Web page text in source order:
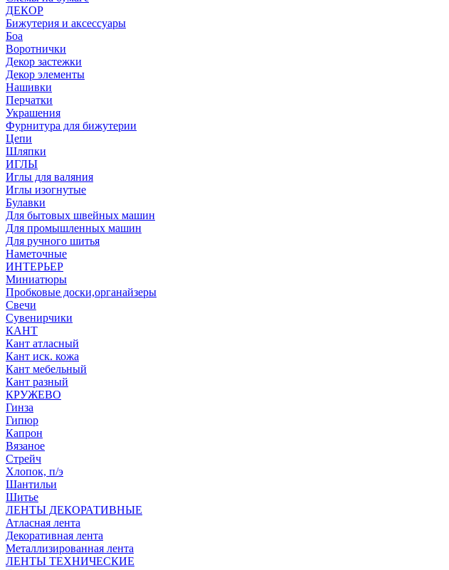
ДЕКОР
Бижутерия и аксессуары
Боа
Воротнички
Декор застежки
Декор элементы
Нашивки
Перчатки
Украшения
Фурнитура для бижутерии
Цепи
Шляпки
ИГЛЫ
Иглы для валяния
Иглы изогнутые
Булавки
Для бытовых швейных машин
Для промышленных машин
Для ручного шитья
Наметочные
ИНТЕРЬЕР
Миниатюры
Пробковые доски,органайзеры
Свечи
Сувенирчики
КАНТ
Кант атласный
Кант иск. кожа
Кант мебельный
Кант разный
КРУЖЕВО
Гинза
Гипюр
Капрон
Вязаное
Стрейч
Хлопок, п/э
Шантильи
Шитье
ЛЕНТЫ ДЕКОРАТИВНЫЕ
Атласная лента
Декоративная лента
Металлизированная лента
ЛЕНТЫ ТЕХНИЧЕСКИЕ